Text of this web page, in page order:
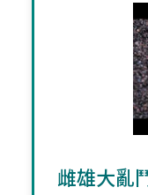
雌雄大亂